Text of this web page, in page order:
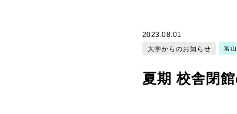
2023.08.01
大学からのお知らせ 富
夏期 校舎閉